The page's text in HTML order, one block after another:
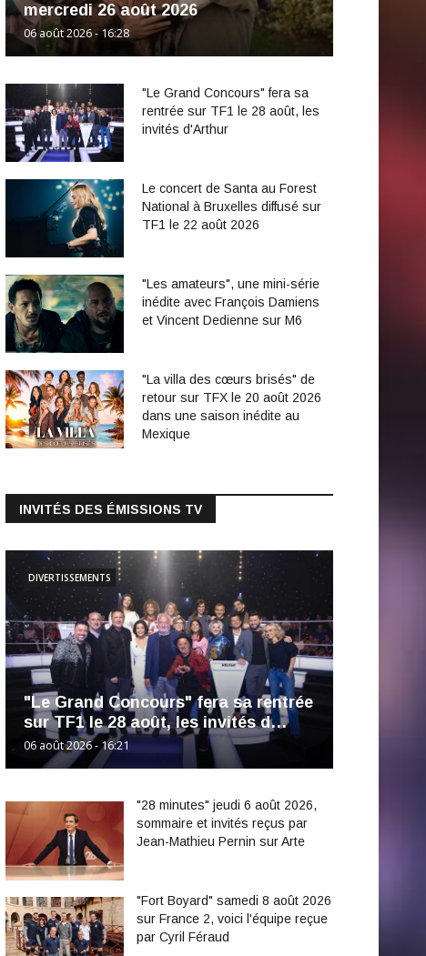
mercredi 26 août 2026
06 août 2026 - 16:28
"Le Grand Concours" fera sa
rentrée sur TF1 le 28 août, les
invités d'Arthur
Le concert de Santa au Forest
National à Bruxelles diffusé sur
TF1 le 22 août 2026
"Les amateurs", une mini-série
inédite avec François Damiens
et Vincent Dedienne sur M6
"La villa des cœurs brisés" de
retour sur TFX le 20 août 2026
dans une saison inédite au
Mexique
INVITÉS DES ÉMISSIONS TV
"Le Grand Concours" fera sa rentrée
sur TF1 le 28 août, les invités d…
06 août 2026 - 16:21
DIVERTISSEMENTS
"28 minutes" jeudi 6 août 2026,
sommaire et invités reçus par
Jean-Mathieu Pernin sur Arte
"Fort Boyard" samedi 8 août 2026
sur France 2, voici l'équipe reçue
par Cyril Féraud